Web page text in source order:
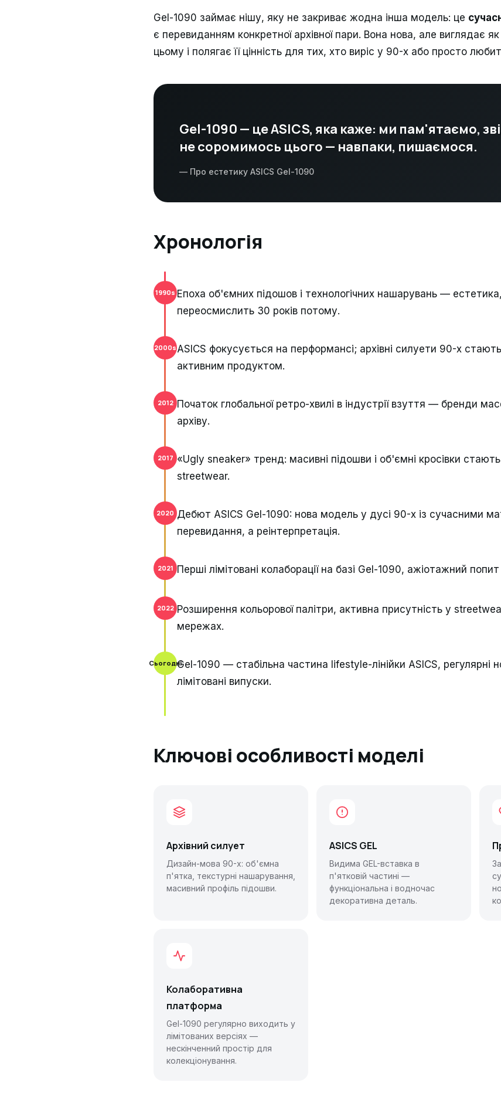
Gel-1090 займає нішу, яку не закриває жодна інша модель: це
є перевиданням конкретної архівної пари. Вона нова, але виглядає
цьому і полягає її цінність для тих, хто виріс у 90-х або просто
Gel-1090 — це ASICS, яка каже: ми пам'ятаємо,
не соромимось цього — навпаки, пишаємося.
— Про естетику ASICS Gel-1090
Хронологія
1990s Епоха об'ємних підошов і технологічних нашарувань —
переосмислить 30 років потому.
2000s ASICS фокусується на перформансі; архівні силуети 90-х
активним продуктом.
2012 Початок глобальної ретро-хвилі в індустрії взуття — бренди
архіву.
2017 «Ugly sneaker» тренд: масивні підошви і об'ємні кросівки
streetwear.
2020 Дебют ASICS Gel-1090: нова модель у дусі 90-х із сучасними
перевидання, а реінтерпретація.
2021 Перші лімітовані колаборації на базі Gel-1090, ажіотажний попит
2022 Розширення кольорової палітри, активна присутність у
мережах.
СьогодніGel-1090 — стабільна частина lifestyle-лінійки ASICS, регулярні
лімітовані випуски.
Ключові особливості моделі
Архівний силует
Дизайн-мова 90-х: об'ємна
п'ятка, текстурні нашарування,
масивний профіль підошви.
ASICS GEL
Видима GEL-вставка в
п'ятковій частині —
функціональна і водночас
декоративна деталь.
Колаборативна
платформа
Gel-1090 регулярно виходить у
лімітованих версіях —
нескінченний простір для
колекціонування.